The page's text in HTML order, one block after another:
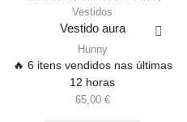
Vestidos
Vestido aura
Hunny
🔥 6 itens vendidos nas últimas
12 horas
65,00 €